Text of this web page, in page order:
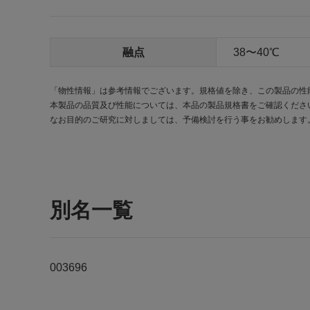
融点 38〜40℃
「物性情報」は参考情報でございます。規格値を除き、この製品の
本製品の品質及び性能については、本品の製品規格書をご確認くださ
なお目的のご研究に対しましては、予備検討を行う事をお勧めします。
別名一覧
003696